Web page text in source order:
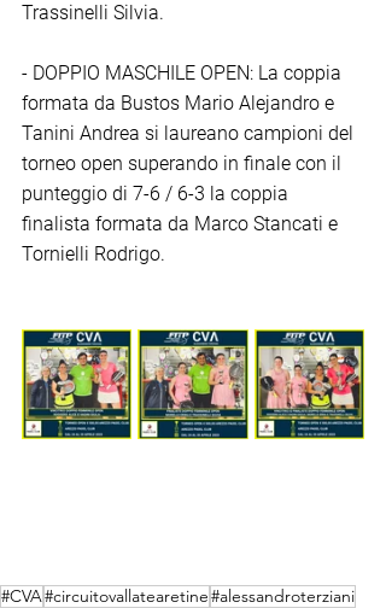
Trassinelli Silvia.
- DOPPIO MASCHILE OPEN: La coppia
formata da Bustos Mario Alejandro e
Tanini Andrea si laureano campioni del
torneo open superando in finale con il
punteggio di 7-6 / 6-3 la coppia
finalista formata da Marco Stancati e
Tornielli Rodrigo.
#CVA#circuitovallatearetine#alessandroterziani